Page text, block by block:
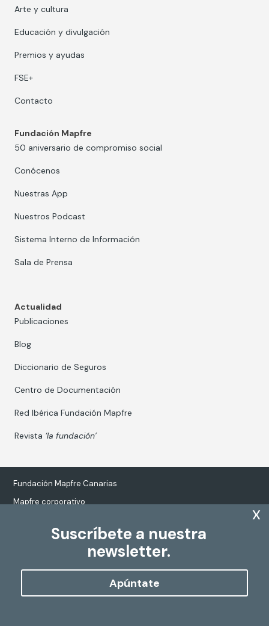
Suscríbete a nuestra
newsletter.
Apúntate
x
Arte y cultura
Educación y divulgación
Premios y ayudas
FSE+
Contacto
Fundación Mapfre
50 aniversario de compromiso social
Conócenos
Nuestras App
Nuestros Podcast
Sistema Interno de Información
Sala de Prensa
Actualidad
Publicaciones
Blog
Diccionario de Seguros
Centro de Documentación
Red Ibérica Fundación Mapfre
Revista ‘la fundación’
Fundación Mapfre Canarias
Mapfre corporativo
Tratamiento de datos personales
Política de Cookies